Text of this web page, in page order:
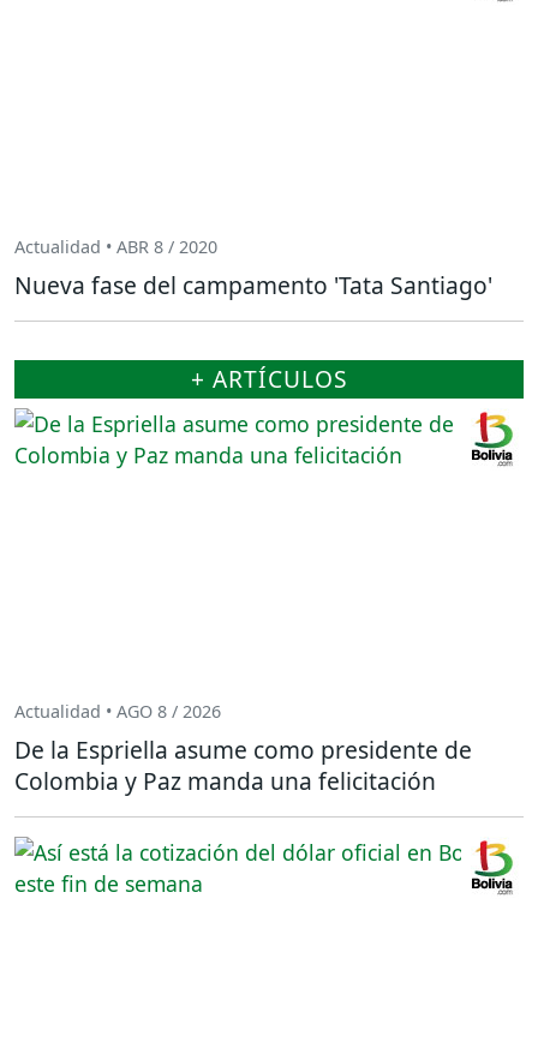
Actualidad • ABR 8 / 2020
Nueva fase del campamento 'Tata Santiago'
+ ARTÍCULOS
Actualidad • AGO 8 / 2026
De la Espriella asume como presidente de
Colombia y Paz manda una felicitación